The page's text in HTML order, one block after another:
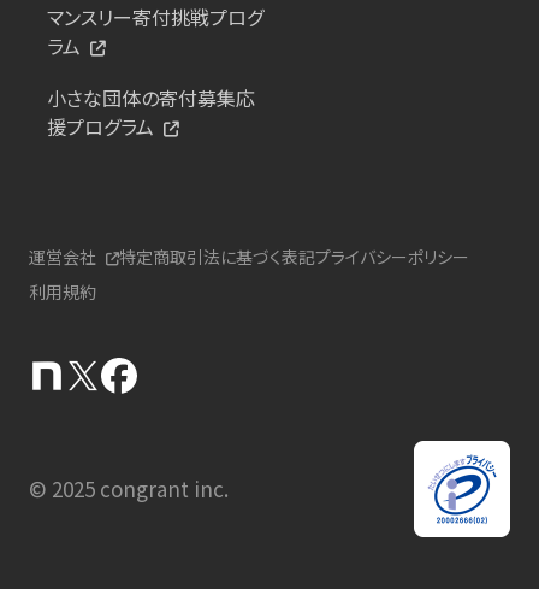
マンスリー寄付挑戦プログ
ラム
小さな団体の寄付募集応
援プログラム
運営会社 特定商取引法に基づく表記プライバシーポリシー
利用規約
© 2025 congrant inc.